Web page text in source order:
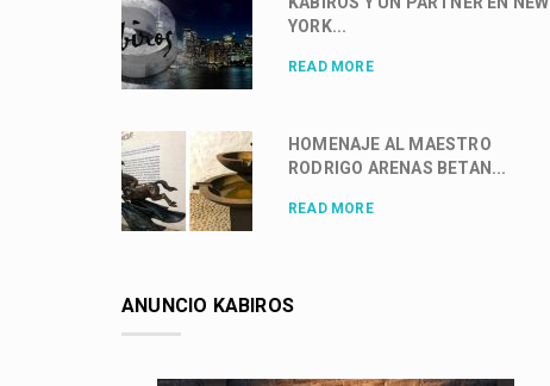
YORK...
READ MORE
HOMENAJE AL MAESTRO
RODRIGO ARENAS BETAN...
READ MORE
ANUNCIO KABIROS